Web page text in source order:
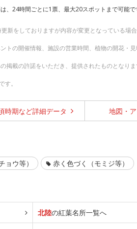
、24時間ごとに1票、最大20スポットまで可能で
をしておりますが内容が変更となっている場合
トの開催情報、施設の営業時間、植物の開花・
掲載の許諾をいただき、提供されたものとなり
。
時期など詳細データ 地図・
ョウ等） 赤く色づく（モミジ等）
北陸の紅葉名所一覧へ